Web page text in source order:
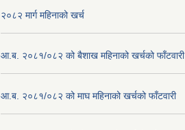
२०८२ मार्ग महिनाको खर्च
आ.ब. २०८१/०८२ को बैशाख महिनाको खर्चको फाँटवारी
आ.ब. २०८१/०८२ को माघ महिनाको खर्चको फाँटवारी